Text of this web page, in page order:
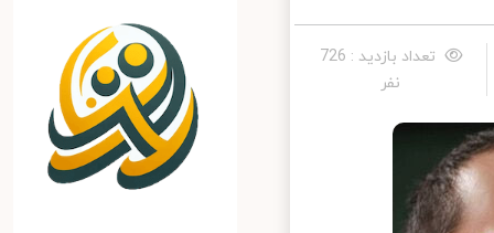
تعداد بازدید : 726
نفر